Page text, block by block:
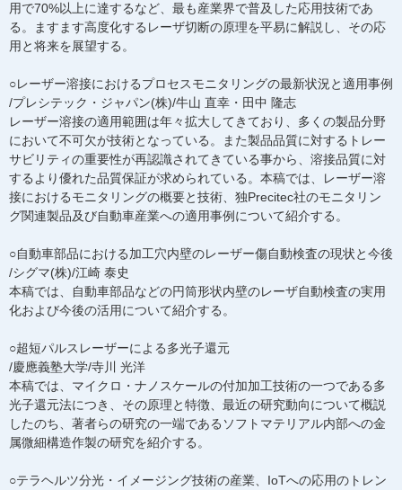
用で70%以上に達するなど、最も産業界で普及した応用技術であ
る。ますます高度化するレーザ切断の原理を平易に解説し、その応
用と将来を展望する。
○レーザー溶接におけるプロセスモニタリングの最新状況と適用事例
/プレシテック・ジャパン(株)/牛山 直幸・田中 隆志
レーザー溶接の適用範囲は年々拡大してきており、多くの製品分野
において不可欠が技術となっている。また製品品質に対するトレー
サビリティの重要性が再認識されてきている事から、溶接品質に対
するより優れた品質保証が求められている。本稿では、レーザー溶
接におけるモニタリングの概要と技術、独Precitec社のモニタリン
グ関連製品及び自動車産業への適用事例について紹介する。
○自動車部品における加工穴内壁のレーザー傷自動検査の現状と今後
/シグマ(株)/江崎 泰史
本稿では、自動車部品などの円筒形状内壁のレーザ自動検査の実用
化および今後の活用について紹介する。
○超短パルスレーザーによる多光子還元
/慶應義塾大学/寺川 光洋
本稿では、マイクロ・ナノスケールの付加加工技術の一つである多
光子還元法につき、その原理と特徴、最近の研究動向について概説
したのち、著者らの研究の一端であるソフトマテリアル内部への金
属微細構造作製の研究を紹介する。
○テラヘルツ分光・イメージング技術の産業、IoTへの応用のトレン